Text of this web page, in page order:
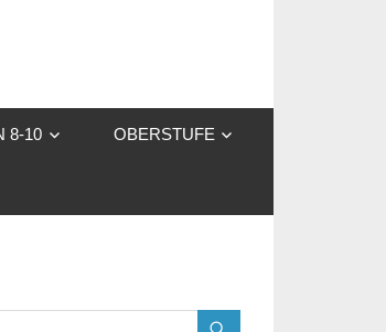
8-10 OBERSTUFE